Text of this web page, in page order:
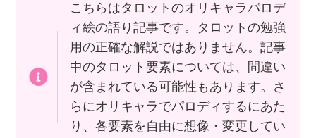
こちらはタロットのオリキャラパロデ
ィ絵の語り記事です。タロットの勉強
用の正確な解説ではありません。記事
中のタロット要素については、間違い
が含まれている可能性もあります。さ
らにオリキャラでパロディするにあた
り、各要素を自由に想像・変更してい